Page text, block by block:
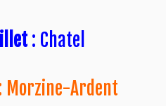
: Chatel
Ardent